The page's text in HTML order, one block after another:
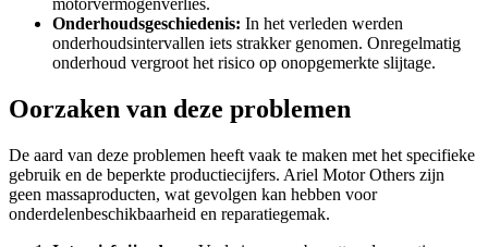
motorvermogenverlies.
Onderhoudsgeschiedenis: In het verleden werden
onderhoudsintervallen iets strakker genomen. Onregelmatig
onderhoud vergroot het risico op onopgemerkte slijtage.
Oorzaken van deze problemen
De aard van deze problemen heeft vaak te maken met het specifieke
gebruik en de beperkte productiecijfers. Ariel Motor Others zijn
geen massaproducten, wat gevolgen kan hebben voor
onderdelenbeschikbaarheid en reparatiegemak.